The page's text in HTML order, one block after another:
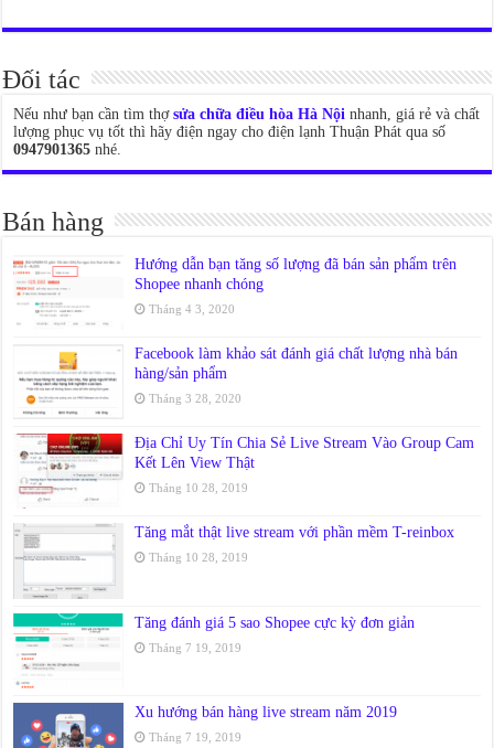
Đối tác
Nếu như bạn cần tìm thợsửa chữa điều hòa Hà Nội nhanh, giá rẻ và chất
lượng phục vụ tốt thì hãy điện ngay cho điện lạnh Thuận Phát qua số
0947901365 nhé.
Bán hàng
Hướng dẫn bạn tăng số lượng đã bán sản phẩm trên
Shopee nhanh chóng
Tháng 4 3, 2020
Facebook làm khảo sát đánh giá chất lượng nhà bán
hàng/sản phẩm
Tháng 3 28, 2020
Địa Chỉ Uy Tín Chia Sẻ Live Stream Vào Group Cam
Kết Lên View Thật
Tháng 10 28, 2019
Tăng mắt thật live stream với phần mềm T-reinbox
Tháng 10 28, 2019
Tăng đánh giá 5 sao Shopee cực kỳ đơn giản
Tháng 7 19, 2019
Xu hướng bán hàng live stream năm 2019
Tháng 7 19, 2019